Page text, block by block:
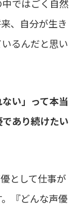
ではごく自然
、自分が生き
るんだと思い
ない」って本当
あり続けたい
として仕事が
『どんな声優